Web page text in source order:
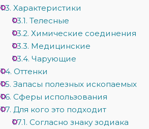
1.3. Характеристики
1.3.1. Телесные
1.3.2. Химические соединения
1.3.3. Медицинские
1.3.4. Чарующие
1.4. Оттенки
1.5. Запасы полезных ископаемых
1.6. Сферы использования
1.7. Для кого это подходит
1.7.1. Согласно знаку зодиака